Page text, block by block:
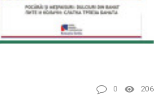
0 206